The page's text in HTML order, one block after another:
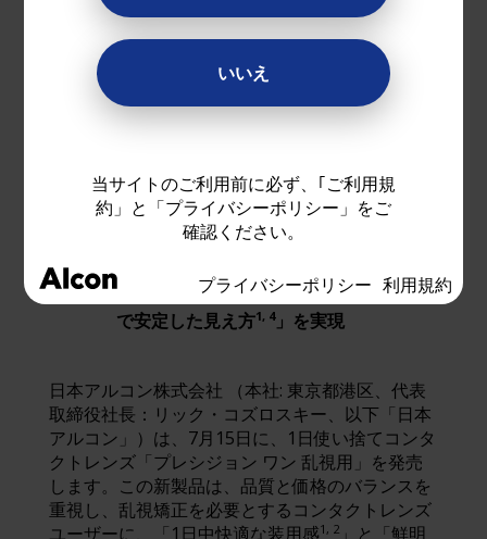
いいえ
当サイトのご利用前に必ず、｢ご利用規
約」と「プライバシーポリシー」をご
確認ください。
プライバシーポリシー 利用規約
昨年発売した「プレシジョン ワン」（近
視・遠視用）に乱視用が登場
サーフェス テクノロジー」で「１日中
快適な装用感 1, 2」と「鮮明な見え方
イン」でレンズの回転を抑え3、「クリア
で安定した見え方1, 4」を実現
日本アルコン株式会社 （本社: 東京都港区、代表
取締役社長：リック・コズロスキー、以下「日本
アルコン」）は、7月15日に、1日使い捨てコンタ
クトレンズ「プレシジョン ワン 乱視用」を発売
します。この新製品は、品質と価格のバランスを
重視し、乱視矯正を必要とするコンタクトレンズ
ユーザーに、「1日中快適な装用感1, 2」と「鮮明